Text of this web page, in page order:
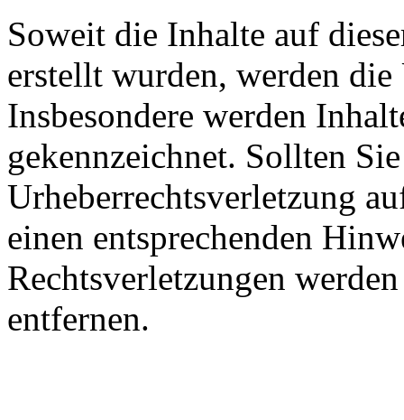
Soweit die Inhalte auf
erstellt wurden, werden
Insbesondere werden
gekennzeichnet. Sollten
Urheberrechtsverletzung
einen entsprechenden
Rechtsverletzungen
entfernen.